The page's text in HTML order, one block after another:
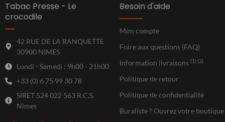
Tabac Presse - Le
crocodile
42 RUE DE LA RANQUETTE
30900 NIMES
Lundi - Samedi : 9h00 - 21h00
+33 (0) 6 75 99 30 78
SIRET 524 022 563 R.C.S.
Nimes
Besoin d'aide
Mon compte
Foire aux questions (FAQ)
Information livraisons (1) (2)
Politique de retour
Politique de confidentialité
Buraliste ? Ouvrez votre boutique